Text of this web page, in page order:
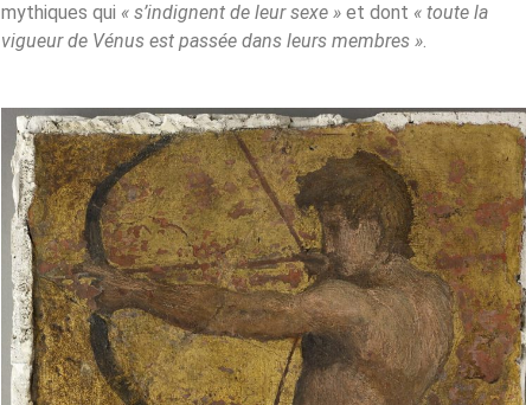
mythiques qui « s’indignent de leur sexe » et dont « toute la
vigueur de Vénus est passée dans leurs membres ».